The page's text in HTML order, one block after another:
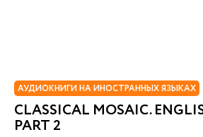
АУДИОКНИГИ НА ИНОСТРАННЫХ ЯЗЫКАХ
CLASSICAL MOSAIC.
PART 2